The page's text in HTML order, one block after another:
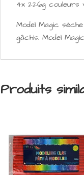
4x 226g couleurs
Model Magic
gâchis. Model
Produits